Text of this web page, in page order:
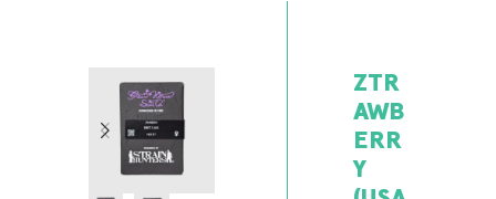
ZTR
AWB
ERR
Y